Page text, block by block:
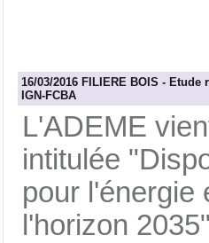
16/03/2016 FILIERE BOIS -
IGN-FCBA
L'ADEME
intitulée
pour l'énergie
l'horizon